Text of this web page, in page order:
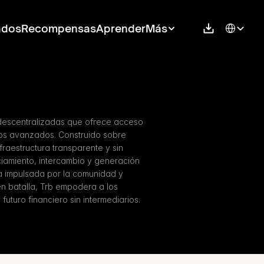
RecompensasAprenderMás Select
que ofrece acceso
avanzados. Construido sobre
transparente y sin
intercambio y generación
impulsada por la comunidad y
batalla, Trb empodera a los
financiero sin intermediarios.